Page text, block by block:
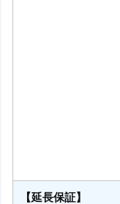
【延長保証】